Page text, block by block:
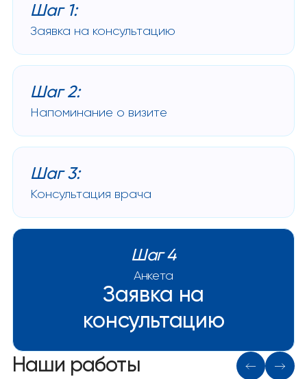
Шаг 1:
Заявка на консультацию
Шаг 2:
Напоминание о визите
Шаг 3:
Консультация врача
Шаг 4
Анкета
Заявка на
консультацию
Наши работы